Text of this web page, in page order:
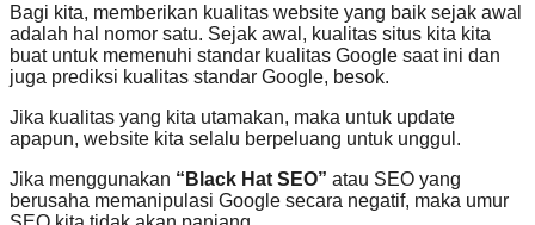
Bagi kita, memberikan kualitas website yang baik sejak awal
adalah hal nomor satu. Sejak awal, kualitas situs kita kita
buat untuk memenuhi standar kualitas Google saat ini dan
juga prediksi kualitas standar Google, besok.
Jika kualitas yang kita utamakan, maka untuk update
apapun, website kita selalu berpeluang untuk unggul.
Jika menggunakan “Black Hat SEO” atau SEO yang
berusaha memanipulasi Google secara negatif, maka umur